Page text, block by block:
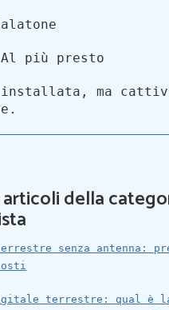
Al più presto
installata, ma
articoli della
senza antenna:
terrestre: qual è